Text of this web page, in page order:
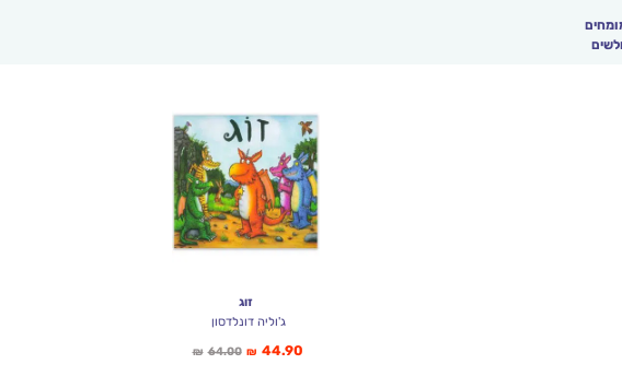
זוג
ג'וליה דונלדסון
₪ 64.00המחיר
₪ 44.90המחיר